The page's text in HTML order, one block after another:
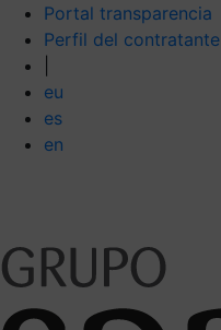
Portal transparencia
Perfil del contratante
eu
es
en